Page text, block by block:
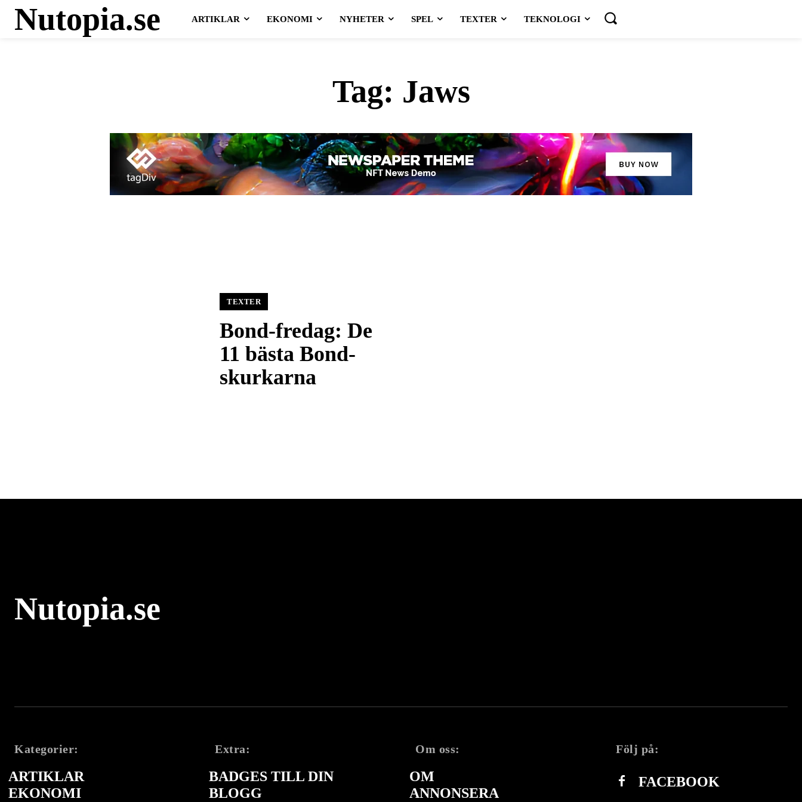
Nutopia.se ARTIKLAR EKONOMI NYHETER SPEL TEXTER TEKNOLOGI
Tag: Jaws
TEXTER
Bond-fredag: De
11 bästa Bond-
skurkarna
Nutopia.se
Kategorier:
ARTIKLAR
EKONOMI
Extra:
BADGES TILL DIN
BLOGG
Om oss:
OM
ANNONSERA
Följ på:
FACEBOOK